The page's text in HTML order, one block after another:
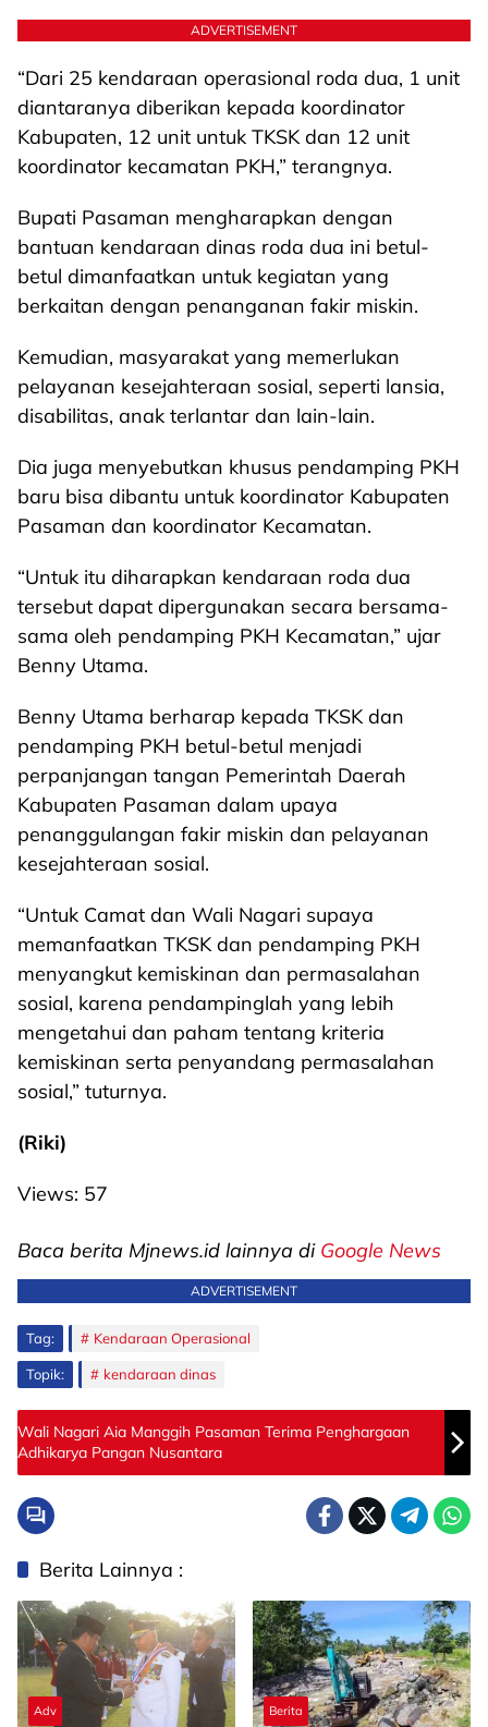
ADVERTISEMENT
“Dari 25 kendaraan operasional roda dua, 1 unit
diantaranya diberikan kepada koordinator
Kabupaten, 12 unit untuk TKSK dan 12 unit
koordinator kecamatan PKH,” terangnya.
Bupati Pasaman mengharapkan dengan
bantuan kendaraan dinas roda dua ini betul-
betul dimanfaatkan untuk kegiatan yang
berkaitan dengan penanganan fakir miskin.
Kemudian, masyarakat yang memerlukan
pelayanan kesejahteraan sosial, seperti lansia,
disabilitas, anak terlantar dan lain-lain.
Dia juga menyebutkan khusus pendamping PKH
baru bisa dibantu untuk koordinator Kabupaten
Pasaman dan koordinator Kecamatan.
“Untuk itu diharapkan kendaraan roda dua
tersebut dapat dipergunakan secara bersama-
sama oleh pendamping PKH Kecamatan,” ujar
Benny Utama.
Benny Utama berharap kepada TKSK dan
pendamping PKH betul-betul menjadi
perpanjangan tangan Pemerintah Daerah
Kabupaten Pasaman dalam upaya
penanggulangan fakir miskin dan pelayanan
kesejahteraan sosial.
“Untuk Camat dan Wali Nagari supaya
memanfaatkan TKSK dan pendamping PKH
menyangkut kemiskinan dan permasalahan
sosial, karena pendampinglah yang lebih
mengetahui dan paham tentang kriteria
kemiskinan serta penyandang permasalahan
sosial,” tuturnya.
(Riki)
Views: 57
Baca berita Mjnews.id lainnya di Google News
ADVERTISEMENT
Tag: Kendaraan Operasional
Topik: kendaraan dinas
Wali Nagari Aia Manggih Pasaman Terima Penghargaan
Adhikarya Pangan Nusantara
Berita Lainnya :
Adv Berita